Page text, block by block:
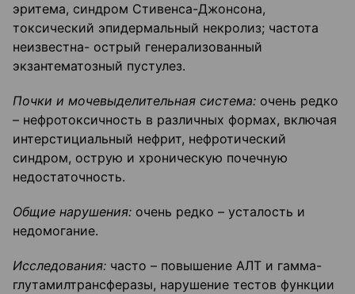
эритема, синдром Стивенса-Джонсона,
токсический эпидермальный некролиз; частота
неизвестна- острый генерализованный
экзантематозный пустулез.
Почки и мочевыделительная система: очень редко
– нефротоксичность в различных формах, включая
интерстициальный нефрит, нефротический
синдром, острую и хроническую почечную
недостаточность.
Общие нарушения: очень редко – усталость и
недомогание.
Исследования: часто – повышение АЛТ и гамма-
глутамилтрансферазы, нарушение тестов функции